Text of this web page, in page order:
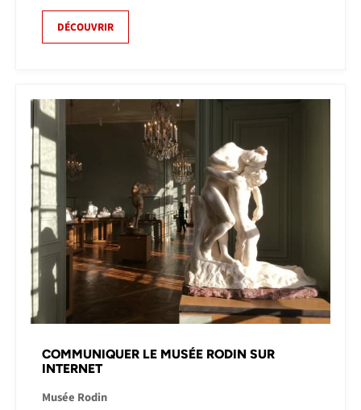
DÉCOUVRIR
COMMUNIQUER LE MUSÉE RODIN SUR
INTERNET
Musée Rodin